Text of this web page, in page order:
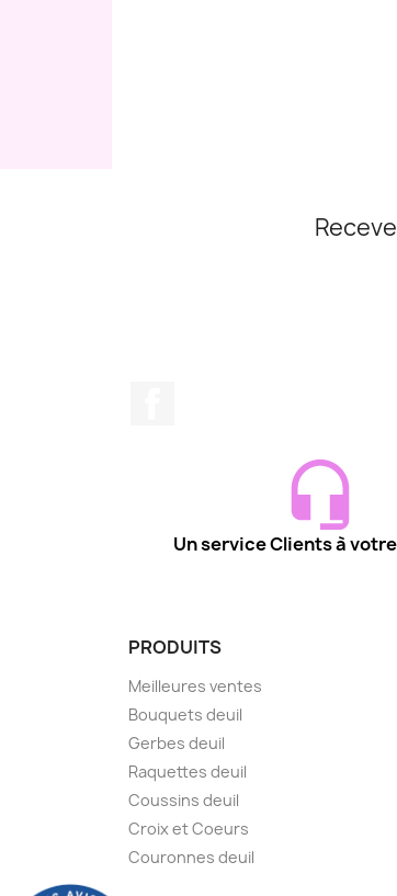
Un service Clients à
PRODUITS
Meilleures ventes
Bouquets deuil
Gerbes deuil
Raquettes deuil
Coussins deuil
Croix et Coeurs
Couronnes deuil